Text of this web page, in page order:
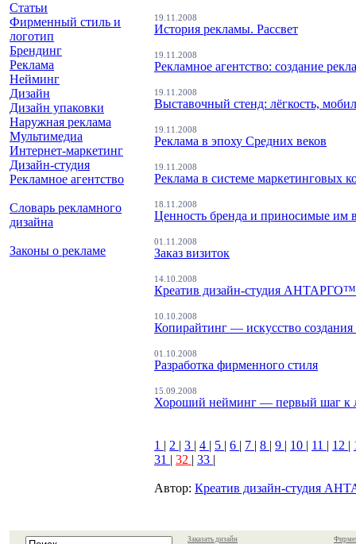
Статьи
Фирменный стиль и
логотип
Брендинг
Реклама
Нейминг
Дизайн
Дизайн упаковки
Наружная реклама
Мультимедиа
Интернет-маркетинг
Дизайн-студия
Рекламное агентство
Словарь рекламного
дизайна
Законы о рекламе
19.11.2008
История рекламы. Рассвет
19.11.2008
Рекламное агентство: создание
19.11.2008
Выставочный стенд: лёгкость,
19.11.2008
Реклама в эпоху Средних веков
19.11.2008
Реклама в системе маркетинговых
18.11.2008
Ценность бренда и приносимые им
01.11.2008
Заказ визиток
14.10.2008
Креатив дизайн-студия АНТАРГО™
10.10.2008
Копирайтинг — искусство создания
01.10.2008
Разработка фирменного стиля
15.09.2008
Хороший нейминг — первый шаг к
1 | 2 | 3 | 4 | 5 | 6 | 7 | 8 | 9 | 10 | 11 | 12 |
31 | 32 | 33 |
Автор: Креатив дизайн-студия
Заказать дизайн